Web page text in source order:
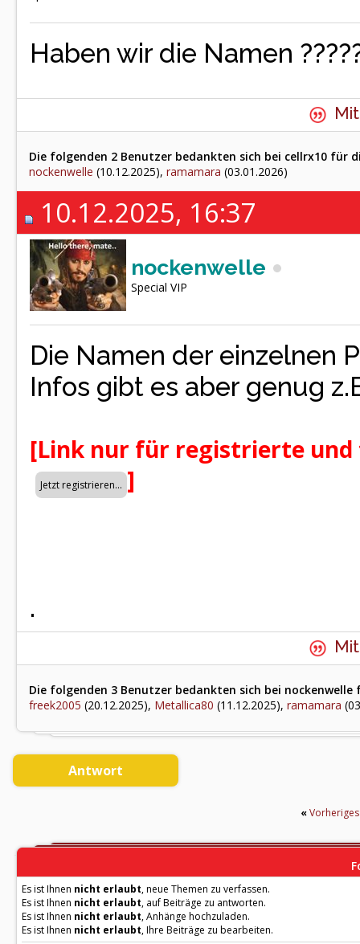
Haben wir die Namen
Die folgenden 2 Benutzer bedankten sich bei cellrx10 für
nockenwelle (10.12.2025), ramamara (03.01.2026)
10.12.2025, 16:37
nockenwelle
Special VIP
Die Namen der einzelnen
Infos gibt es aber genug
[Link nur für registrierte
]
.
Die folgenden 3 Benutzer bedankten sich bei nockenwelle
freek2005 (20.12.2025), Metallica80 (11.12.2025), ramamara
Antwort
«
Es ist Ihnen nicht erlaubt, neue Themen zu verfassen.
Es ist Ihnen nicht erlaubt, auf Beiträge zu antworten.
Es ist Ihnen nicht erlaubt, Anhänge hochzuladen.
Es ist Ihnen nicht erlaubt, Ihre Beiträge zu bearbeiten.